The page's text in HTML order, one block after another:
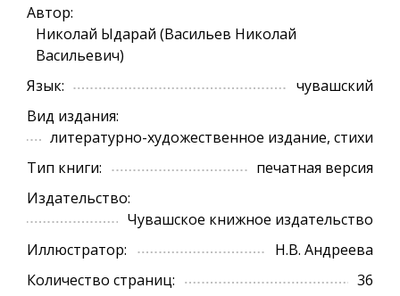
Автор:
Николай Ыдарай (Васильев Николай
Васильевич)
Язык:
чувашский
Вид издания:
литературно-художественное издание, стихи
Тип книги:
печатная версия
Издательство:
Чувашское книжное издательство
Иллюстратор:
Н.В. Андреева
Количество страниц:
36